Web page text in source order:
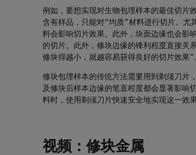
例如，要想实现对生物包埋样本的最佳切片
含有样品，只能对“均质”材料进行切片。尤
料会影响切片效果。此外，块面边缘也会影
的切片。此外，修块边缘的锋利程度直接关
修块得越小，就越容易获得良好的切片效果”
修块包埋样本的传统方法需要用到剃须刀片
及修块后样本边缘的笔直程度都会显著影响
料时，使用剃须刀片快速安全地实现这一效
视频：修块金属